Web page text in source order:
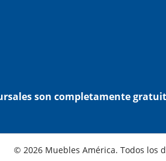
son completamente
© 2026 Muebles América. Todos los